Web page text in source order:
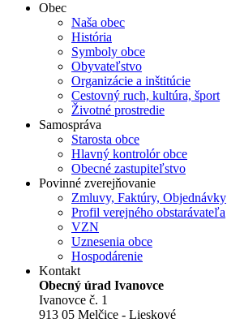
Obec
Naša obec
História
Symboly obce
Obyvateľstvo
Organizácie a inštitúcie
Cestovný ruch, kultúra, šport
Životné prostredie
Samospráva
Starosta obce
Hlavný kontrolór obce
Obecné zastupiteľstvo
Povinné zverejňovanie
Zmluvy, Faktúry, Objednávky
Profil verejného obstarávateľa
VZN
Uznesenia obce
Hospodárenie
Kontakt
Obecný úrad Ivanovce
Ivanovce č. 1
913 05 Melčice - Lieskové